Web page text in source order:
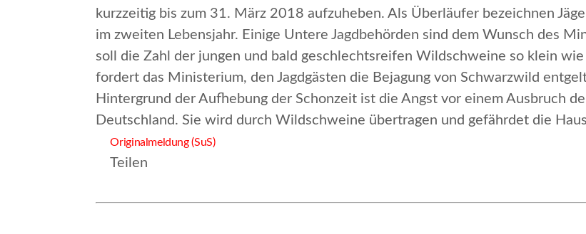
kurzzeitig bis zum 31. März 2018 aufzuheben. Als Überläufer bezeichnen
im zweiten Lebensjahr. Einige Untere Jagdbehörden sind dem Wunsch des
soll die Zahl der jungen und bald geschlechtsreifen Wildschweine so klein
fordert das Ministerium, den Jagdgästen die Bejagung von Schwarzwild
Hintergrund der Aufhebung der Schonzeit ist die Angst vor einem Ausbruch
Deutschland. Sie wird durch Wildschweine übertragen und gefährdet die
Originalmeldung (SuS)
Teilen